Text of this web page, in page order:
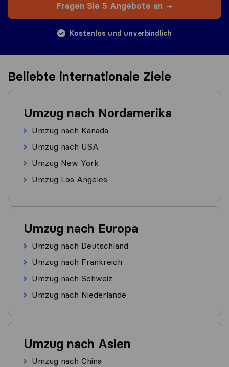
Fragen Sie 5 Angebote an
Kostenlos und unverbindlich
Beliebte internationale Ziele
Umzug nach Nordamerika
Umzug nach Kanada
Umzug nach USA
Umzug New York
Umzug Los Angeles
Umzug nach Europa
Umzug nach Deutschland
Umzug nach Frankreich
Umzug nach Schweiz
Umzug nach Niederlande
Umzug nach Asien
Umzug nach China